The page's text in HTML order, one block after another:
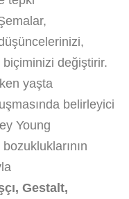
biçiminizi değiştirir.
yaşta
belirleyici
Young
Gestalt,